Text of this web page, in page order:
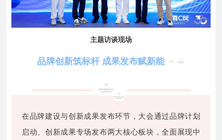
主题访谈现场
品牌创新筑标杆 成果发布赋新能
在品牌建设与创新成果发布环节，大会通过品牌计划
启动、创新成果专场发布两大核心板块，全面展现中